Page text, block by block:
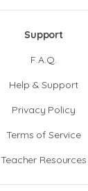
Support
F.A.Q.
Help & Support
Privacy Policy
Terms of Service
Teacher Resources